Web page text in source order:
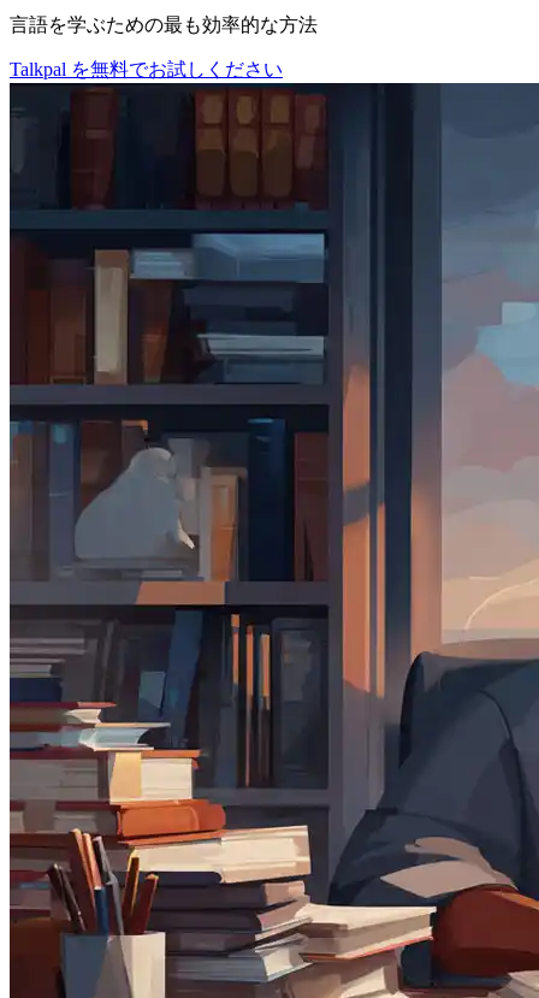
言語を学ぶための最も効率的な方法
Talkpal を無料でお試しください